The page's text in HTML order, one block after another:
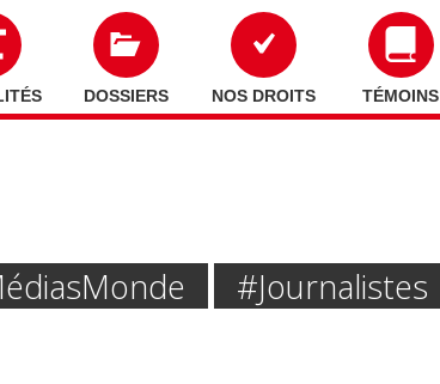
DOSSIERS NOS DROITS TÉMOINS
Monde #journalistes